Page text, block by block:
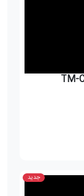
جدید